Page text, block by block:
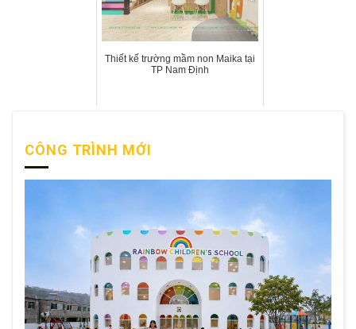
Thiết kế trường mầm non Maika tại
TP Nam Định
CÔNG TRÌNH MỚI